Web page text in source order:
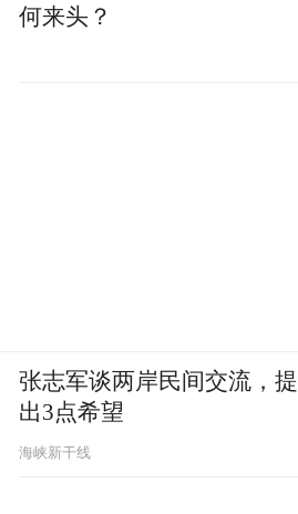
何来头？
张志军谈两岸民间交流，提
出3点希望
海峡新干线